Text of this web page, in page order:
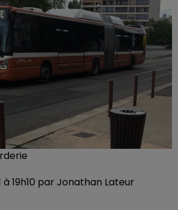
à 19h10 par Jonathan Lateur